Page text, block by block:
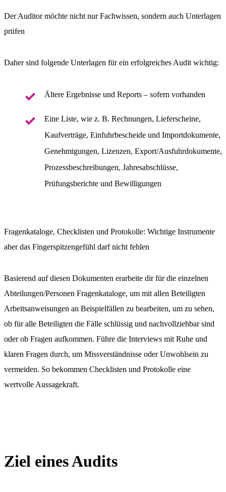
Der Auditor möchte nicht nur Fachwissen, sondern auch Unterlagen
prüfen
Daher sind folgende Unterlagen für ein erfolgreiches Audit wichtig:
Ältere Ergebnisse und Reports – sofern vorhanden
Eine Liste, wie z. B. Rechnungen, Lieferscheine,
Kaufverträge, Einfuhrbescheide und Importdokumente,
Genehmigungen, Lizenzen, Export/Ausfuhrdokumente,
Prozessbeschreibungen, Jahresabschlüsse,
Prüfungsberichte und Bewilligungen
Fragenkataloge, Checklisten und Protokolle: Wichtige Instrumente
aber das Fingerspitzengefühl darf nicht fehlen
Basierend auf diesen Dokumenten erarbeite dir für die einzelnen
Abteilungen/Personen Fragenkataloge, um mit allen Beteiligten
Arbeitsanweisungen an Beispielfällen zu bearbeiten, um zu sehen,
ob für alle Beteiligten die Fälle schlüssig und nachvollziehbar sind
oder ob Fragen aufkommen. Führe die Interviews mit Ruhe und
klaren Fragen durch, um Missverständnisse oder Unwohlsein zu
vermeiden. So bekommen Checklisten und Protokolle eine
wertvolle Aussagekraft.
Ziel eines Audits